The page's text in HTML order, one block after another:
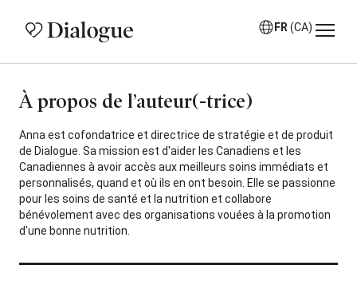
FR (CA)
À propos de l’auteur(-trice)
Anna est cofondatrice et directrice de stratégie et de produit
de Dialogue. Sa mission est d'aider les Canadiens et les
Canadiennes à avoir accès aux meilleurs soins immédiats et
personnalisés, quand et où ils en ont besoin. Elle se passionne
pour les soins de santé et la nutrition et collabore
bénévolement avec des organisations vouées à la promotion
d'une bonne nutrition.